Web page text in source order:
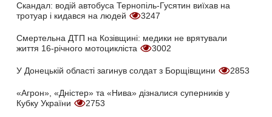
Скандал: водій автобуса Тернопіль-Гусятин виїхав на
тротуар і кидався на людей
3247
Смертельна ДТП на Козівщині: медики не врятували
життя 16-річного мотоцикліста
3002
У Донецькій області загинув солдат з Борщівщини 2853
«Агрон», «Дністер» та «Нива» дізналися суперників у
Кубку України
2753